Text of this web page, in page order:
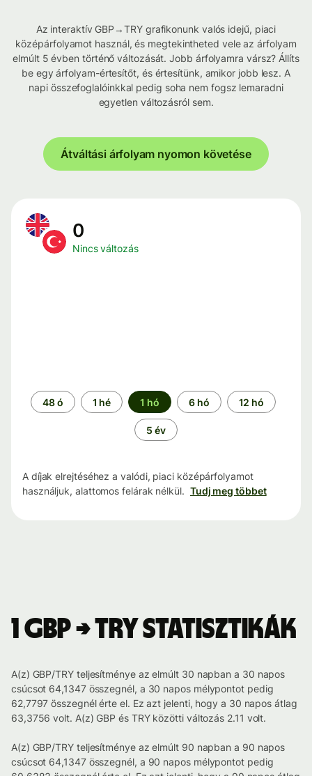
Az interaktív GBP→TRY grafikonunk valós idejű, piaci
középárfolyamot használ, és megtekintheted vele az árfolyam
elmúlt 5 évben történő változását. Jobb árfolyamra vársz? Állíts
be egy árfolyam-értesítőt, és értesítünk, amikor jobb lesz. A
napi összefoglalóinkkal pedig soha nem fogsz lemaradni
egyetlen változásról sem.
Átváltási árfolyam nyomon követése
0
Nincs változás
Időszak
48 ó 1 hé 1 hó 6 hó 12 hó
5 év
A díjak elrejtéséhez a valódi, piaci középárfolyamot
használjuk, alattomos felárak nélkül. Tudj meg többet
1 GBP → TRY statisztikák
A(z) GBP/TRY teljesítménye az elmúlt 30 napban a 30 napos
csúcsot 64,1347 összegnél, a 30 napos mélypontot pedig
62,7797 összegnél érte el. Ez azt jelenti, hogy a 30 napos átlag
63,3756 volt. A(z) GBP és TRY közötti változás 2.11 volt.
A(z) GBP/TRY teljesítménye az elmúlt 90 napban a 90 napos
csúcsot 64,1347 összegnél, a 90 napos mélypontot pedig